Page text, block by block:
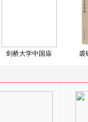
剑桥大学中国庙 裘